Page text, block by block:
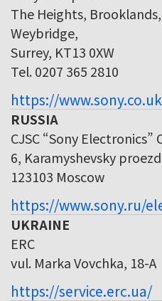
The Heights, Brooklands,
Weybridge,
Surrey, KT13 0XW
Tel. 0207 365 2810
https://
RUSSIA
CJSC “Sony Electronics”
6, Karamyshevsky proezd
123103 Moscow
https://www.sony.ru/
UKRAINE
ERC
vul. Marka Vovchka, 18-A
https://service.erc.ua/